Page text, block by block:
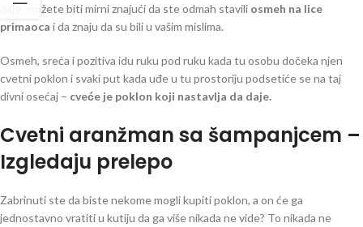
daje, možete biti mirni znajući da ste odmah stavili osmeh na lice
primaoca i da znaju da su bili u vašim mislima.
Osmeh, sreća i pozitiva idu ruku pod ruku kada tu osobu dočeka njen
cvetni poklon i svaki put kada uđe u tu prostoriju podsetiće se na taj
divni osećaj – cveće je poklon koji nastavlja da daje.
Cvetni aranžman sa šampanjcem –
Izgledaju prelepo
Zabrinuti ste da biste nekome mogli kupiti poklon, a on će ga
jednostavno vratiti u kutiju da ga više nikada ne vide? To nikada ne